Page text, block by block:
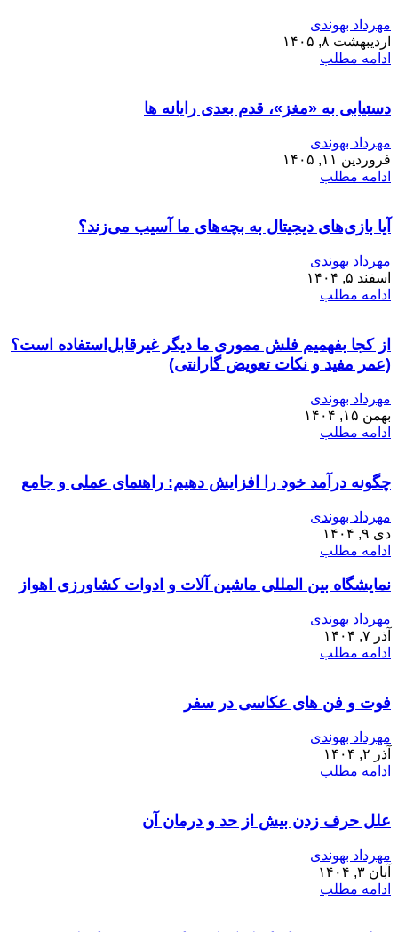
مهرداد بهوندی
اردیبهشت ۸, ۱۴۰۵
ادامه مطلب
دستیابی به «مغز»، قدم بعدی رایانه ها
مهرداد بهوندی
فروردین ۱۱, ۱۴۰۵
ادامه مطلب
آیا بازی‌های دیجیتال به بچه‌های ما آسیب می‌زند؟
مهرداد بهوندی
اسفند ۵, ۱۴۰۴
ادامه مطلب
از کجا بفهمیم فلش مموری ما دیگر غیرقابل‌استفاده است؟
(عمر مفید و نکات تعویض گارانتی)
مهرداد بهوندی
بهمن ۱۵, ۱۴۰۴
ادامه مطلب
چگونه درآمد خود را افزایش دهیم: راهنمای عملی و جامع
مهرداد بهوندی
دی ۹, ۱۴۰۴
ادامه مطلب
نمایشگاه بین المللی ماشین آلات و ادوات کشاورزی اهواز
مهرداد بهوندی
آذر ۷, ۱۴۰۴
ادامه مطلب
فوت و فن های عکاسی در سفر
مهرداد بهوندی
آذر ۲, ۱۴۰۴
ادامه مطلب
علل حرف زدن بیش از حد و درمان آن
مهرداد بهوندی
آبان ۳, ۱۴۰۴
ادامه مطلب